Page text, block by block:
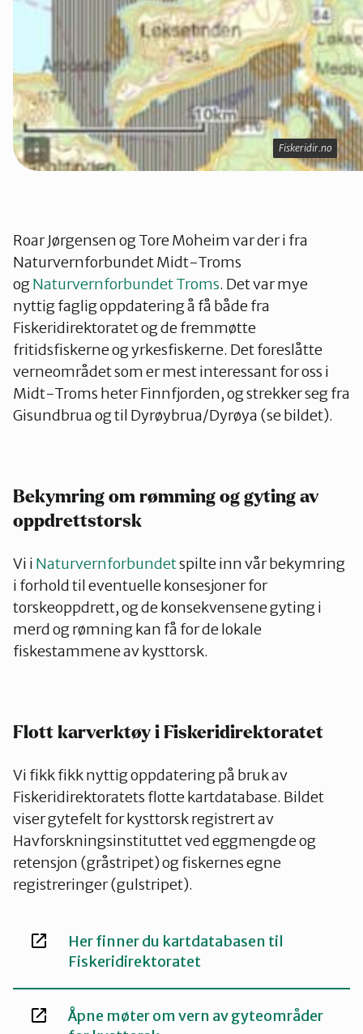
Fiskeridir.no
Fiskeridir.no
Roar Jørgensen og Tore Moheim var der i fra
Naturvernforbundet Midt-Troms
ogNaturvernforbundet Troms. Det var mye
nyttig faglig oppdatering å få både fra
Fiskeridirektoratet og de fremmøtte
fritidsfiskerne og yrkesfiskerne. Det foreslåtte
verneområdet som er mest interessant for oss i
Midt-Troms heter Finnfjorden, og strekker seg fra
Gisundbrua og til Dyrøybrua/Dyrøya (se bildet).
Bekymring om rømming og gyting av
oppdrettstorsk
Vi i Naturvernforbundetspilte inn vår bekymring
i forhold til eventuelle konsesjoner for
torskeoppdrett, og de konsekvensene gyting i
merd og rømning kan få for de lokale
fiskestammene av kysttorsk.
Flott karverktøy i Fiskeridirektoratet
Vi fikk fikk nyttig oppdatering på bruk av
Fiskeridirektoratets flotte kartdatabase. Bildet
viser gytefelt for kysttorsk registrert av
Havforskningsinstituttet ved eggmengde og
retensjon (gråstripet) og fiskernes egne
registreringer (gulstripet).
Her finner du kartdatabasen til
Fiskeridirektoratet
Åpne møter om vern av gyteområder